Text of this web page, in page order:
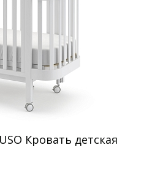
Кровать детская